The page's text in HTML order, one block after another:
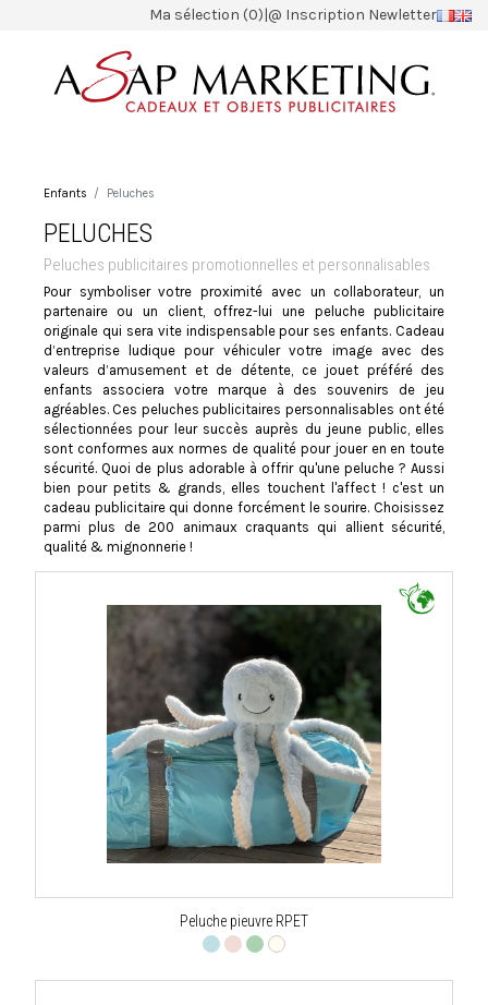
Ma sélection (0)|@ Inscription Newletter
Enfants Peluches
PELUCHES
Peluches publicitaires promotionnelles et personnalisables
Pour symboliser votre proximité avec un collaborateur, un
partenaire ou un client, offrez-lui une peluche publicitaire
originale qui sera vite indispensable pour ses enfants. Cadeau
d’entreprise ludique pour véhiculer votre image avec des
valeurs d’amusement et de détente, ce jouet préféré des
enfants associera votre marque à des souvenirs de jeu
agréables. Ces peluches publicitaires personnalisables ont été
sélectionnées pour leur succès auprès du jeune public, elles
sont conformes aux normes de qualité pour jouer en en toute
sécurité. Quoi de plus adorable à offrir qu'une peluche ? Aussi
bien pour petits & grands, elles touchent l'affect ! c'est un
cadeau publicitaire qui donne forcément le sourire. Choisissez
parmi plus de 200 animaux craquants qui allient sécurité,
qualité & mignonnerie !
Peluche pieuvre RPET